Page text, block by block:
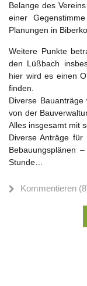
Belange des
einer
Planungen in
Weitere Punkte
den Lüßbach
hier wird es einen
finden.
Diverse
von der
Alles insgesamt mit
Diverse Anträge für
Bebauungsplänen
Stunde…
Kommentieren